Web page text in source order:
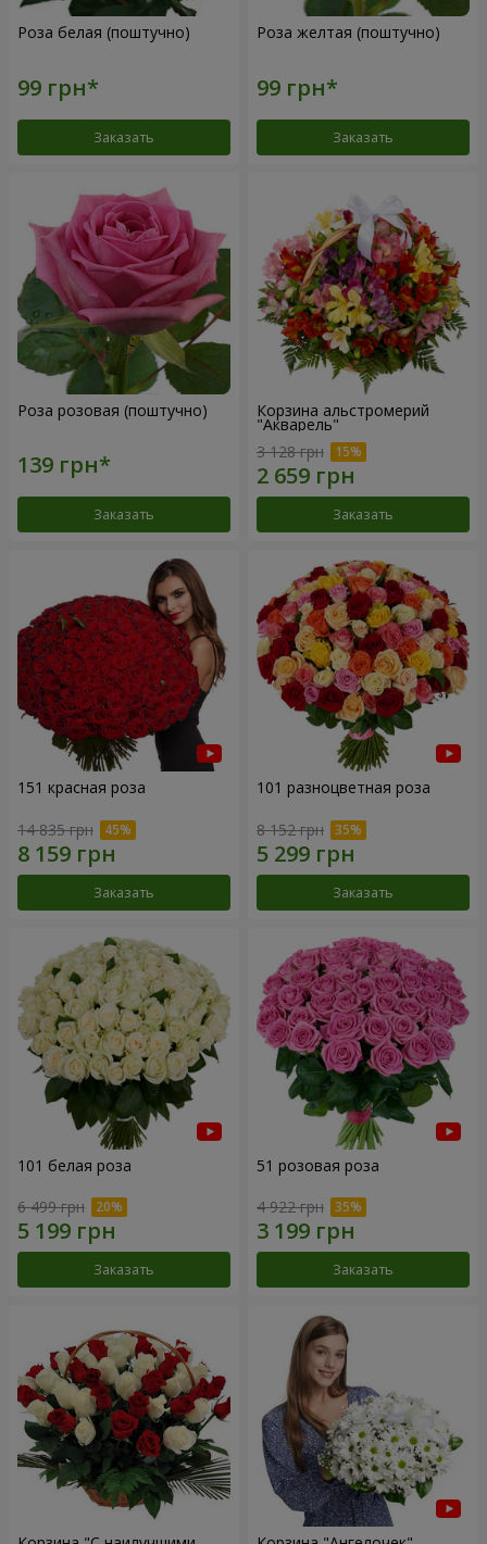
Роза белая (поштучно)
Заказать
Роза желтая (поштучно)
Заказать
Роза розовая (поштучно)
Заказать
Корзина альстромерий
"Акварель"
3 128 грн
Заказать
151 красная роза
14 835 грн
Заказать
101 разноцветная роза
8 152 грн
Заказать
101 белая роза
6 499 грн
Заказать
51 розовая роза
4 922 грн
Заказать